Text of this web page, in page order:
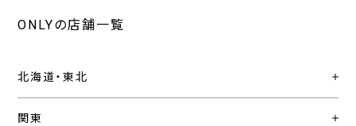
ONLYの店舗一覧
北海道・東北
関東